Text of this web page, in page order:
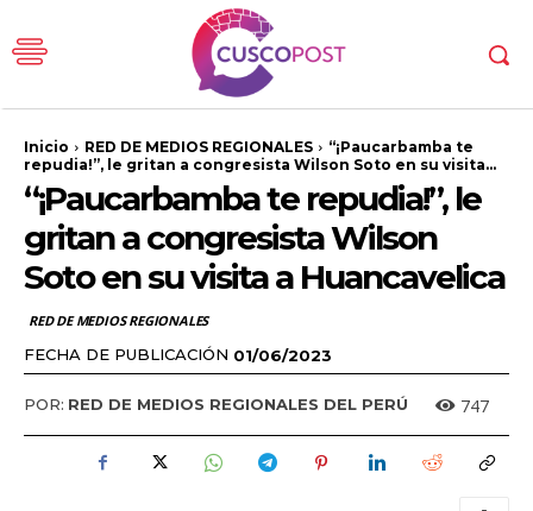
Inicio RED DE MEDIOS REGIONALES
“¡Paucarbamba te
repudia!”, le gritan a congresista Wilson Soto en su visita...
“¡Paucarbamba te repudia!”, le
gritan a congresista Wilson
Soto en su visita a Huancavelica
RED DE MEDIOS REGIONALES
FECHA DE PUBLICACIÓN 01/06/2023
POR: RED DE MEDIOS REGIONALES DEL PERÚ 747